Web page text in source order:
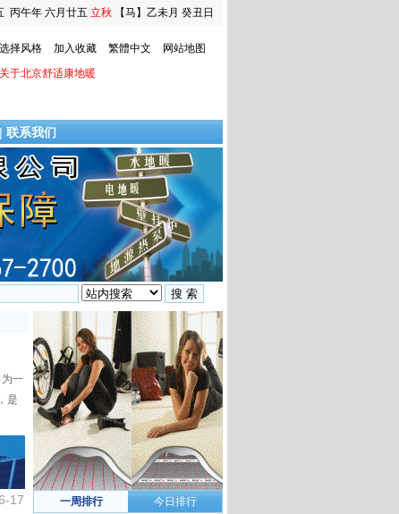
丙午年 六月廿五 立秋 【马】乙未月 癸丑日
选择风格 加入收藏 繁體中文
网站地图
关于北京舒适康地暖
| 联系我们
一
是
17 一周排行
今日排行